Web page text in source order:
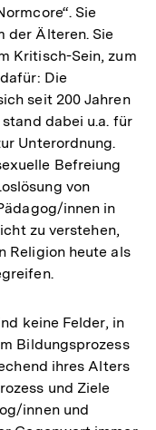
Sie
der Älteren. Sie
Kritisch-Sein, zum
Die
seit 200 Jahren
dabei u.a. für
Unterordnung.
Befreiung
von
innen in
zu verstehen,
Religion heute als
keine Felder, in
Bildungsprozess
ihres Alters
und Ziele
innen und